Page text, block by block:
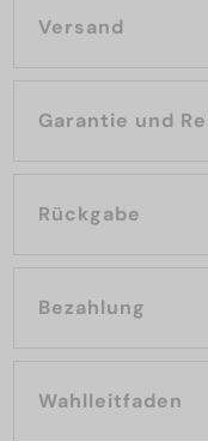
Versand
Garantie und
Rückgabe
Bezahlung
Wahlleitfaden